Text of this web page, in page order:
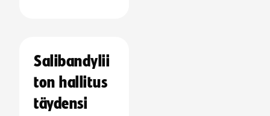
Salibandylii
ton hallitus
täydensi